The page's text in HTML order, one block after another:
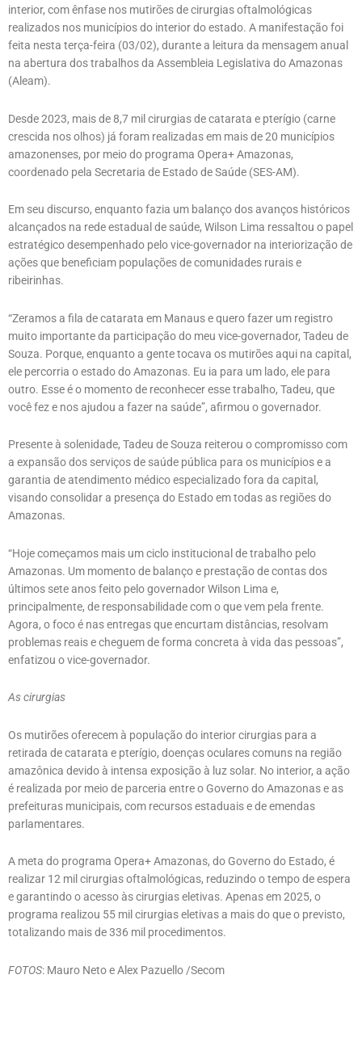
interior, com ênfase nos mutirões de cirurgias oftalmológicas
realizados nos municípios do interior do estado. A manifestação foi
feita nesta terça-feira (03/02), durante a leitura da mensagem anual
na abertura dos trabalhos da Assembleia Legislativa do Amazonas
(Aleam).
Desde 2023, mais de 8,7 mil cirurgias de catarata e pterígio (carne
crescida nos olhos) já foram realizadas em mais de 20 municípios
amazonenses, por meio do programa Opera+ Amazonas,
coordenado pela Secretaria de Estado de Saúde (SES-AM).
Em seu discurso, enquanto fazia um balanço dos avanços históricos
alcançados na rede estadual de saúde, Wilson Lima ressaltou o papel
estratégico desempenhado pelo vice-governador na interiorização de
ações que beneficiam populações de comunidades rurais e
ribeirinhas.
“Zeramos a fila de catarata em Manaus e quero fazer um registro
muito importante da participação do meu vice-governador, Tadeu de
Souza. Porque, enquanto a gente tocava os mutirões aqui na capital,
ele percorria o estado do Amazonas. Eu ia para um lado, ele para
outro. Esse é o momento de reconhecer esse trabalho, Tadeu, que
você fez e nos ajudou a fazer na saúde”, afirmou o governador.
Presente à solenidade, Tadeu de Souza reiterou o compromisso com
a expansão dos serviços de saúde pública para os municípios e a
garantia de atendimento médico especializado fora da capital,
visando consolidar a presença do Estado em todas as regiões do
Amazonas.
“Hoje começamos mais um ciclo institucional de trabalho pelo
Amazonas. Um momento de balanço e prestação de contas dos
últimos sete anos feito pelo governador Wilson Lima e,
principalmente, de responsabilidade com o que vem pela frente.
Agora, o foco é nas entregas que encurtam distâncias, resolvam
problemas reais e cheguem de forma concreta à vida das pessoas”,
enfatizou o vice-governador.
As cirurgias
Os mutirões oferecem à população do interior cirurgias para a
retirada de catarata e pterígio, doenças oculares comuns na região
amazônica devido à intensa exposição à luz solar. No interior, a ação
é realizada por meio de parceria entre o Governo do Amazonas e as
prefeituras municipais, com recursos estaduais e de emendas
parlamentares.
A meta do programa Opera+ Amazonas, do Governo do Estado, é
realizar 12 mil cirurgias oftalmológicas, reduzindo o tempo de espera
e garantindo o acesso às cirurgias eletivas. Apenas em 2025, o
programa realizou 55 mil cirurgias eletivas a mais do que o previsto,
totalizando mais de 336 mil procedimentos.
FOTOS: Mauro Neto e Alex Pazuello /Secom